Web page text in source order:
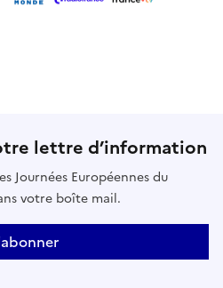
lettre d’information
Journées Européennes du
votre boîte mail.